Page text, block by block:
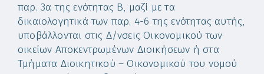
παρ. 3α της ενότητας Β, μαζί με τα
δικαιολογητικά των παρ. 4-6 της ενότητας αυτής,
υποβάλλονται στις Δ/νσεις Οικονομικού των
οικείων Αποκεντρωμένων Διοικήσεων ή στα
Τμήματα Διοικητικού – Οικονομικού του νομού